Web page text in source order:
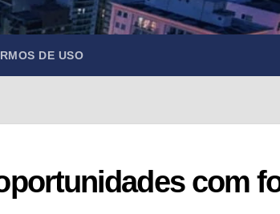
DE USO
com